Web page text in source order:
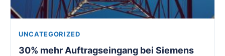
UNCATEGORIZED
30% mehr Auftragseingang bei Siemens